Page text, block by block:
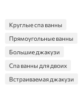
Круглые спа ванны
Прямоугольные ванны
Большие джакузи
Спа ванны для двоих
Встраиваемая джакузи